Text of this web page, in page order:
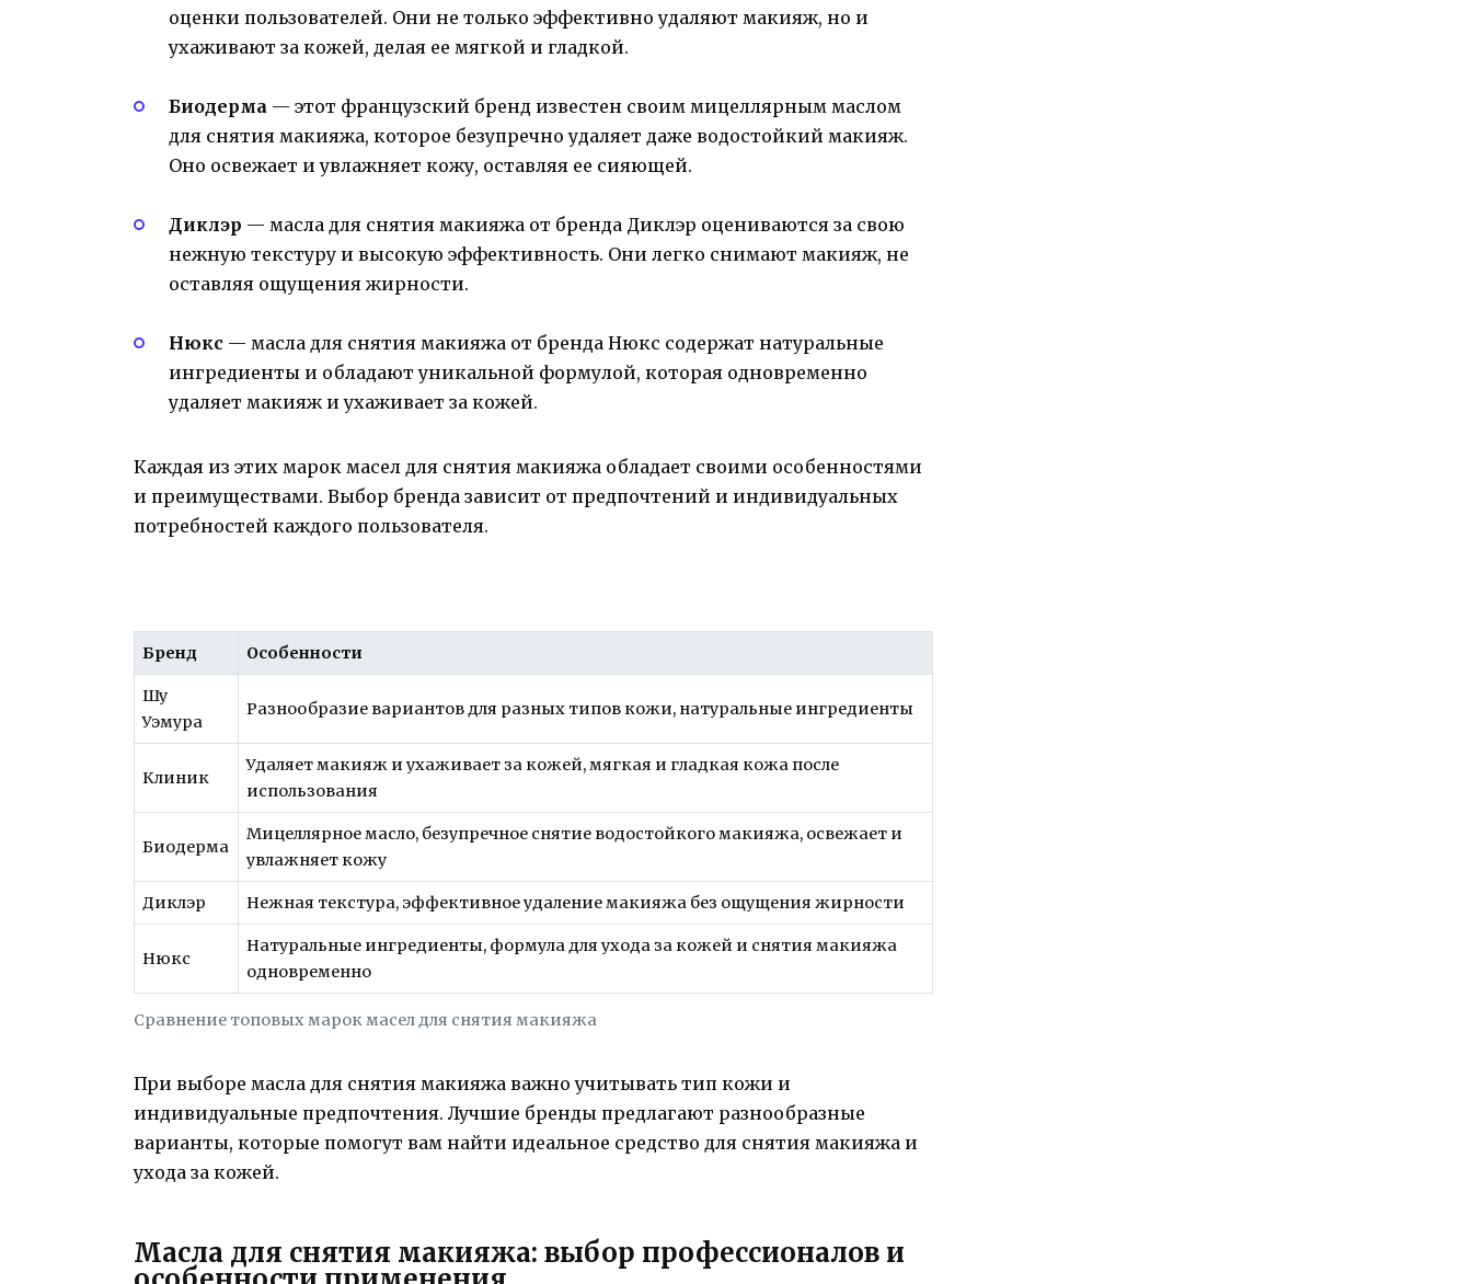
оценки пользователей. Они не только эффективно удаляют макияж, но и
ухаживают за кожей, делая ее мягкой и гладкой.
Биодерма — этот французский бренд известен своим мицеллярным маслом
для снятия макияжа, которое безупречно удаляет даже водостойкий макияж.
Оно освежает и увлажняет кожу, оставляя ее сияющей.
Диклэр — масла для снятия макияжа от бренда Диклэр оцениваются за свою
нежную текстуру и высокую эффективность. Они легко снимают макияж, не
оставляя ощущения жирности.
Нюкс — масла для снятия макияжа от бренда Нюкс содержат натуральные
ингредиенты и обладают уникальной формулой, которая одновременно
удаляет макияж и ухаживает за кожей.
Каждая из этих марок масел для снятия макияжа обладает своими особенностями
и преимуществами. Выбор бренда зависит от предпочтений и индивидуальных
потребностей каждого пользователя.
Сравнение топовых марок масел для снятия макияжа
Бренд Особенности
Шу
Уэмура
Разнообразие вариантов для разных типов кожи, натуральные ингредиенты
Клиник
Удаляет макияж и ухаживает за кожей, мягкая и гладкая кожа после
использования
Биодерма
Мицеллярное масло, безупречное снятие водостойкого макияжа, освежает и
увлажняет кожу
Диклэр Нежная текстура, эффективное удаление макияжа без ощущения жирности
Нюкс
Натуральные ингредиенты, формула для ухода за кожей и снятия макияжа
одновременно
При выборе масла для снятия макияжа важно учитывать тип кожи и
индивидуальные предпочтения. Лучшие бренды предлагают разнообразные
варианты, которые помогут вам найти идеальное средство для снятия макияжа и
ухода за кожей.
Масла для снятия макияжа: выбор профессионалов и